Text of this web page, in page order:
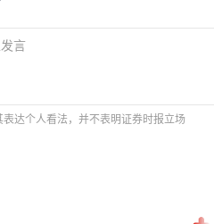
言
达个人看法，并不表明证券时报立场